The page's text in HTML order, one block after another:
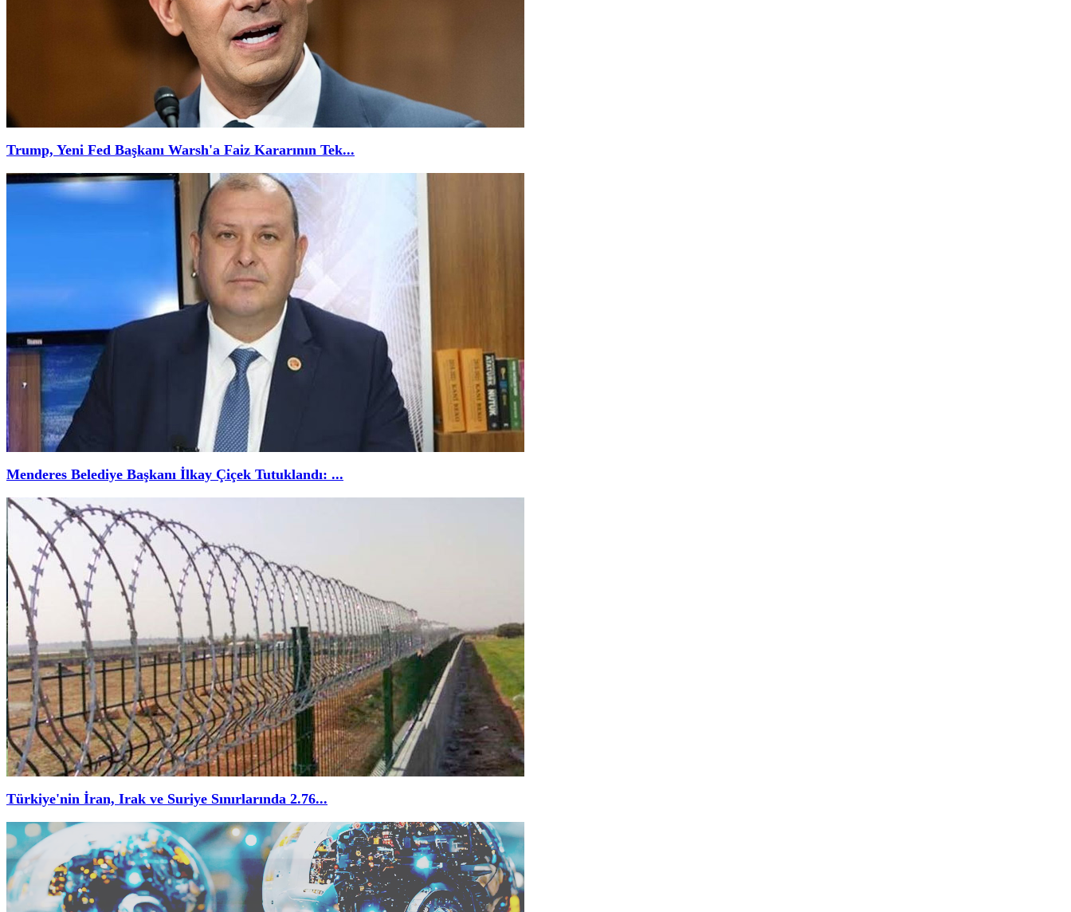
Trump, Yeni Fed Başkanı Warsh'a Faiz Kararının Tek...
Menderes Belediye Başkanı İlkay Çiçek Tutuklandı: ...
Türkiye'nin İran, Irak ve Suriye Sınırlarında 2.76...